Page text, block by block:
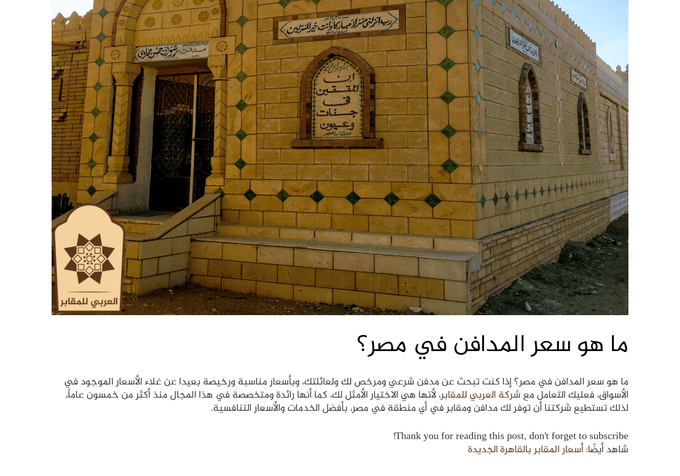
ما هو سعر المدافن في مصر؟
ما هو سعر المدافن في مصر؟ إذا كنت تبحث عن مدفن شرعي ومرخص لك ولعائلتك، وبأسعار مناسبة ورخيصة بعيدا عن غلاء الأسعار الموجود في
الأسواق، فعليك التعامل معشركة العربي للمقابر، لأنها هي الاختيار الأمثل لك، كما أنها رائدة ومتخصصة في هذا المجال منذ أكثر من خمسون عاماً،
لذلك تستطيع شركتنا أن توفر لك مدافن ومقابر في أي منطقة في مصر، بأفضل الخدمات والأسعار التنافسية.
Thank you for reading this post, don't forget to subscribe!
شاهد أيضًا:أسعار المقابر بالقاهرة الجديدة